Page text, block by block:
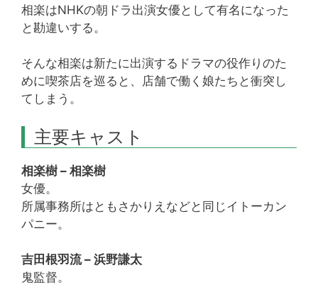
相楽はNHKの朝ドラ出演女優として有名になった
と勘違いする。
そんな相楽は新たに出演するドラマの役作りのた
めに喫茶店を巡ると、店舗で働く娘たちと衝突し
てしまう。
主要キャスト
相楽樹 – 相楽樹
女優。
所属事務所はともさかりえなどと同じイトーカン
パニー。
吉田根羽流 – 浜野謙太
鬼監督。